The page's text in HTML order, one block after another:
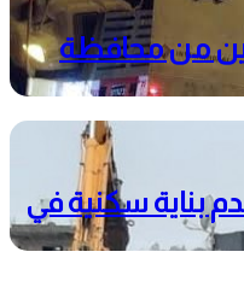
4 مواطنين من محافظة
بناية سكنية في